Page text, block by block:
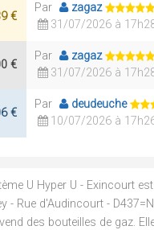
€
Par
zagaz
31/07/2026 à
€
Par
zagaz
31/07/2026 à
€
Par
deudeuche
10/07/2026 à
U Hyper U - Exincourt
- Rue d'Audincourt -
des bouteilles de gaz.